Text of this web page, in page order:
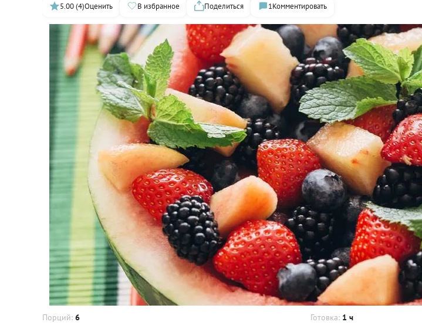
5.00 (4)Оценить В избранное Поделиться 1Комментировать
Порций: 6 Готовка: 1 ч